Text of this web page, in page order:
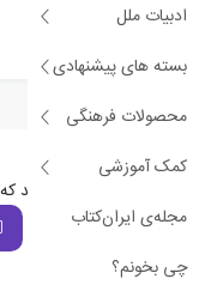
ادبیات ملل
بسته های پیشنهادی
محصولات فرهنگی
کمک آموزشی
مجله‌ی ایران‌کتاب
چی بخونم؟
Vera Southgate
اولین نفری باشید